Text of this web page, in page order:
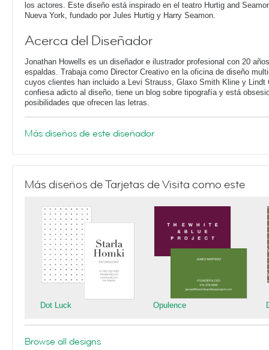
los actores. Este diseño está inspirado en el teatro Hurtig and
Nueva York, fundado por Jules Hurtig y Harry Seamon.
Acerca del Diseñador
Jonathan Howells es un diseñador e ilustrador profesional con 20
espaldas. Trabaja como Director Creativo en la oficina de diseño
cuyos clientes han incluido a Levi Strauss, Glaxo Smith Kline y Lindt
confiesa adicto al diseño, tiene un blog sobre tipografía y está
posibilidades que ofrecen las letras.
Más diseños de este diseñador
Más diseños de Tarjetas de Visita como este
Dot Luck Opulence
Browse all designs